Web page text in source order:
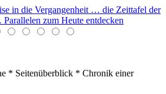
in die Vergangenheit … die Zeittafel der
zum Heute entdecken
* Seitenüberblick * Chronik einer